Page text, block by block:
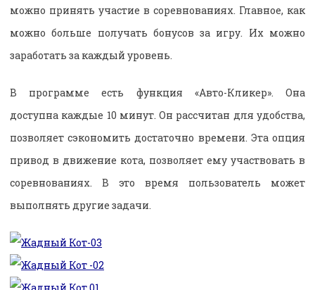
можно принять участие в соревнованиях. Главное, как
можно больше получать бонусов за игру. Их можно
заработать за каждый уровень.
В программе есть функция «Авто-Кликер». Она
доступна каждые 10 минут. Он рассчитан для удобства,
позволяет сэкономить достаточно времени. Эта опция
привод в движение кота, позволяет ему участвовать в
соревнованиях. В это время пользователь может
выполнять другие задачи.